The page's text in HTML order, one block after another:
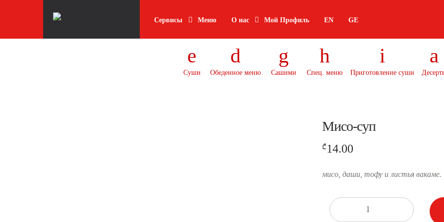
Сервисы Меню О нас Мой Профиль EN GE
Суши Обеденное меню Сашими Спец. меню Приготовление суши
Мисо-суп
₾14.00
мисо, даши, тофу и листья вакаме.
Количество